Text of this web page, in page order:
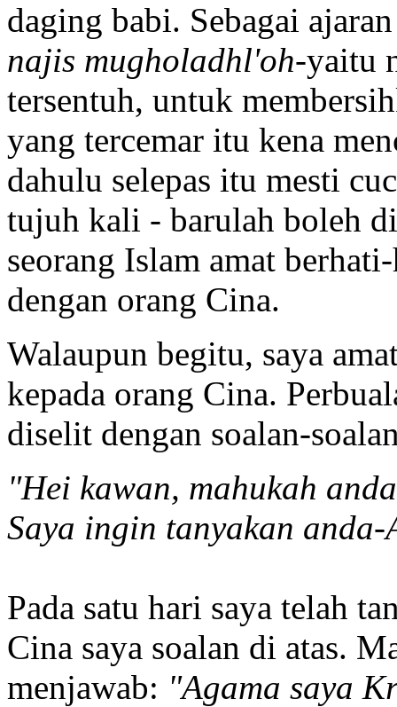
daging babi. Sebagai
najis mugholadhl'oh-yaitu
tersentuh, untuk
yang tercemar itu kena
dahulu selepas itu mesti
tujuh kali - barulah boleh
seorang Islam amat
dengan orang Cina.
Walaupun begitu, saya
kepada orang Cina.
diselit dengan soalan-
"Hei kawan, mahukah
Saya ingin tanyakan
Pada satu hari saya telah
Cina saya soalan di atas.
menjawab: "Agama saya